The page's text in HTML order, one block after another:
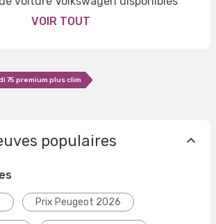
VOIR TOUT
75 premium plus clim
populaires
Prix Peugeot 2026